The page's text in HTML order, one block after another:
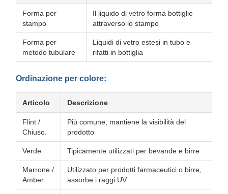
Forma per
stampo
Il liquido di vetro forma bottiglie
attraverso lo stampo
Forma per
metodo tubulare
Liquidi di vetro estesi in tubo e
rifatti in bottiglia
Ordinazione per colore:
Articolo Descrizione
Flint /
Chiuso.
Più comune, mantiene la visibilità del
prodotto
Verde Tipicamente utilizzati per bevande e birre
Marrone /
Amber
Utilizzato per prodotti farmaceutici o birre,
assorbe i raggi UV